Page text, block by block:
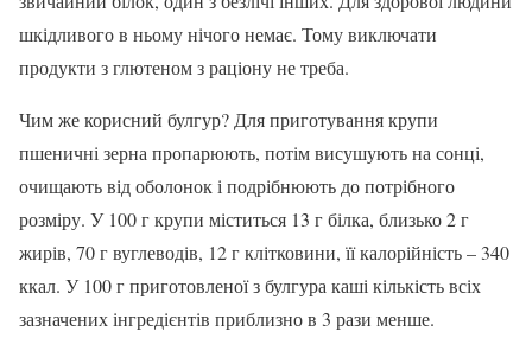
шкідливого в ньому нічого немає. Тому виключати
продукти з глютеном з раціону не треба.
Чим же корисний булгур? Для приготування крупи
пшеничні зерна пропарюють, потім висушують на сонці,
очищають від оболонок і подрібнюють до потрібного
розміру. У 100 г крупи міститься 13 г білка, близько 2 г
жирів, 70 г вуглеводів, 12 г клітковини, її калорійність – 340
ккал. У 100 г приготовленої з булгура каші кількість всіх
зазначених інгредієнтів приблизно в 3 рази менше.